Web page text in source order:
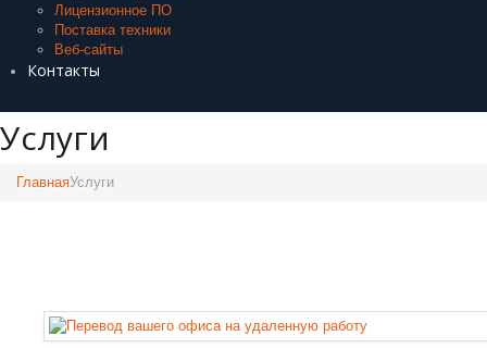
Лицензионное ПО
Поставка техники
Веб-сайты
Контакты
Услуги
ГлавнаяУслуги